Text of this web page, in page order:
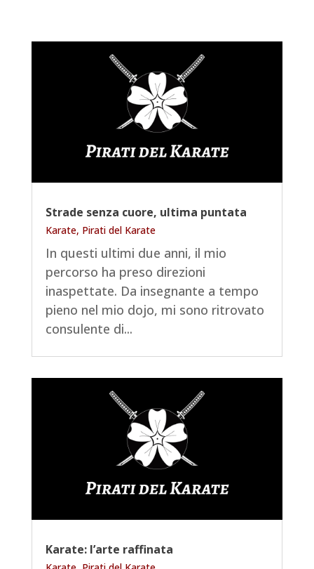
Strade senza cuore, ultima puntata
Karate, Pirati del Karate
In questi ultimi due anni, il mio
percorso ha preso direzioni
inaspettate. Da insegnante a tempo
pieno nel mio dojo, mi sono ritrovato
consulente di...
Karate: l’arte raffinata